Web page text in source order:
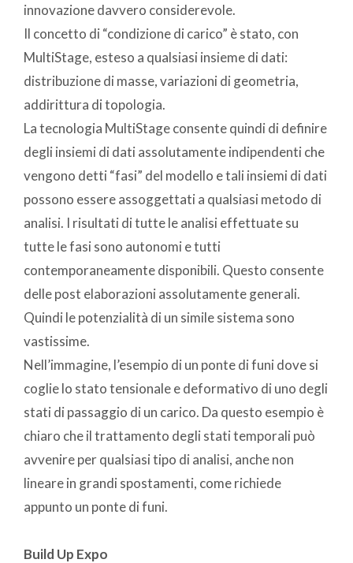
innovazione davvero considerevole.
Il concetto di “condizione di carico” è stato, con
MultiStage, esteso a qualsiasi insieme di dati:
distribuzione di masse, variazioni di geometria,
addirittura di topologia.
La tecnologia MultiStage consente quindi di definire
degli insiemi di dati assolutamente indipendenti che
vengono detti “fasi” del modello e tali insiemi di dati
possono essere assoggettati a qualsiasi metodo di
analisi. I risultati di tutte le analisi effettuate su
tutte le fasi sono autonomi e tutti
contemporaneamente disponibili. Questo consente
delle post elaborazioni assolutamente generali.
Quindi le potenzialità di un simile sistema sono
vastissime.
Nell’immagine, l’esempio di un ponte di funi dove si
coglie lo stato tensionale e deformativo di uno degli
stati di passaggio di un carico. Da questo esempio è
chiaro che il trattamento degli stati temporali può
avvenire per qualsiasi tipo di analisi, anche non
lineare in grandi spostamenti, come richiede
appunto un ponte di funi.
Build Up Expo